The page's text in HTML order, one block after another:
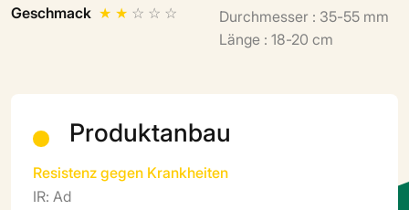
Geschmack ★ ★ ☆ ☆ ☆
Durchmesser : 35-55 mm
Länge : 18-20 cm
Produktanbau
Resistenz gegen Krankheiten
IR: Ad